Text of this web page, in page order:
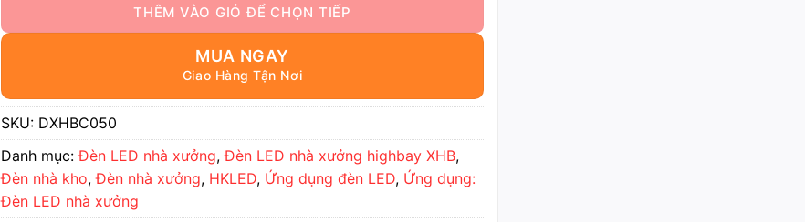
MUA NGAY
SKU: DXHBC050
Danh mục:Đèn LED nhà xưởng,Đèn LED nhà xưởng highbay XHB,
Đèn nhà kho,Đèn nhà xưởng, HKLED, Ứng dụng đèn LED, Ứng dụng:
Đèn LED nhà xưởng